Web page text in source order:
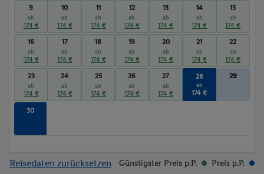
9
ab
174 €
10
ab
174 €
11
ab
174 €
12
ab
174 €
13
ab
174 €
14
ab
174 €
15
ab
174 €
16
ab
174 €
17
ab
174 €
18
ab
174 €
19
ab
174 €
20
ab
174 €
21
ab
174 €
22
ab
174 €
23
ab
174 €
24
ab
174 €
25
ab
174 €
26
ab
174 €
27
ab
174 €
28
ab
174 €
29
30
Reisedaten zurücksetzen Günstigster Preis p.P. Preis p.P.